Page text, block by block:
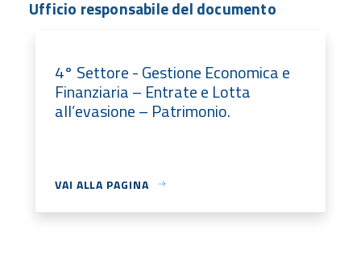
Ufficio responsabile del documento
4° Settore - Gestione Economica e
Finanziaria – Entrate e Lotta
all’evasione – Patrimonio.
VAI ALLA PAGINA